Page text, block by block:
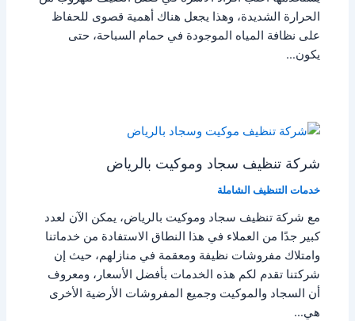
الحرارة الشديدة، وهذا يجعل هناك أهمية قصوى للحفاظ
على نظافة المياه الموجودة في حمام السباحة، حتى
يكون…
شركة تنظيف سجاد وموكيت بالرياض
خدمات التنظيف الشاملة
مع شركة تنظيف سجاد وموكيت بالرياض، يمكن الآن لعدد
كبير جدًا من العملاء في هذا النطاق الاستفادة من خدماتنا
وامتلاك مفروشات نظيفة ومعقمة في منازلهم، حيث إن
شركتنا تقدم لكم هذه الخدمات بأفضل الأسعار، ومعروف
أن السجاد والموكيت وجميع المفروشات الأرضية الأخرى
هي…